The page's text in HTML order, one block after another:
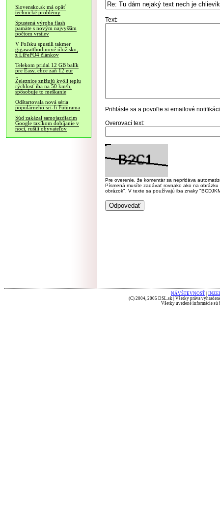
Slovensko.sk má opäť
technické problémy
Spustená výroba flash
pamäte s novým najvyšším
počtom vrstiev
V Poľsku spustili takmer
gigawatthodinové úložisko,
z LiFePO4 článkov
Telekom pridal 12 GB balík
pre Easy, chce zaň 12 eur
Železnice znižujú kvôli teplu
rýchlosť iba na 50 km/h,
spôsobuje to meškanie
Odštartovala nová séria
populárneho sci-fi Futurama
Súd zakázal samojazdiacim
Google taxíkom dobíjanie v
noci, rušili obyvateľov
Text:
Prihláste sa a povoľte si emailové
Overovací text:
Pre overenie, že komentár sa nepridáva
Písmená musíte zadávať rovnako ako na
obrázok". V texte sa používajú iba znaky
NÁVŠTEVNOSŤ
(C) 2004, 2005 DSL.sk | Všetky práva
Všetky uvedené informácie sú